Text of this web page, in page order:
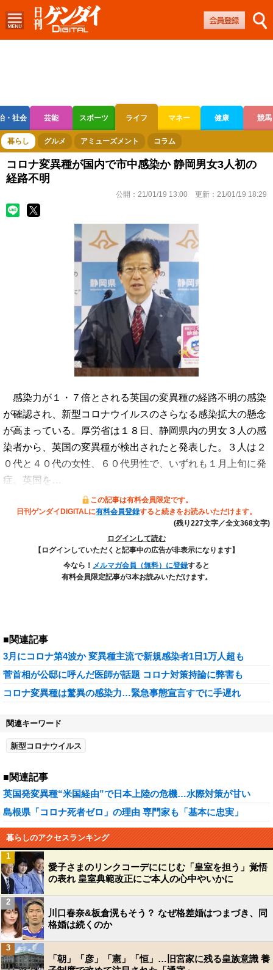
・社会 芸能 スポーツ ライフ マネー 健康 競馬
ボートレース 競輪 オートレース
暮らし グルメ アミューズメント コラム
コロナ変異種が国内で市中感染か 静岡男女3人初の
経路不明
公開： 21/01/19 13:00 更新： 21/01/19 18:29
感染力が１・７倍とされる英国の変異種の経路不明の感染
が確認され、新型コロナウイルスのさらなる感染拡大の懸念
が高まっている。厚労省は１８日、静岡県内の男女３人の感
染者から、英国の変異種が検出されたと発表した。３人は２
０代と４０代の女性、６０代男性で、いずれも１月上旬に発
症。英国を…
この記事は有料会員限定です。
日刊ゲンダイDIGITALに有料会員登録すると続きをお読みいただけます。
(残り227文字／全文368文字)
ログインして読む
【ログインしていただくと記事中の広告が非表示になります】
今なら！ メルマガ会員（無料）に登録すると
有料会員限定記事が3本お読みいただけます。
■関連記事
3月にコロナ第4波か 変異種主流で新規感染者1日1万人超も
菅首相が公邸に呼んだ医師が話題 コロナ対策持論に弊害も
コロナ変異種は驚異の感染力…緊急事態宣言すでに手遅れ
関連キーワード
新型コロナウイルス
■関連記事
英国発変異種“米国経由”で日本上陸の危機…水際対策が甘い
島根県「コロナ死者ゼロ」の理由 専門家も「基本に忠実」
暮らしのアクセスランキング
愛子さまのリンクコーデににじむ「皇室を担う」覚悟
の表れ 皇室典範改正にご本人の心中やいかに
1
川口春奈&板倉滉もそう？ なぜ格差婚はつまづき、同
格婚は続くのか
2
「朝」「彦」「憲」「恒」…旧宮家に残る皇族意識 養
3